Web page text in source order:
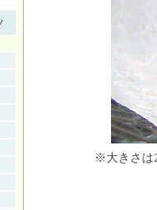
※大きさは